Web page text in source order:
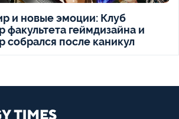
и новые эмоции: Клуб
факультета геймдизайна и
собрался после каникул